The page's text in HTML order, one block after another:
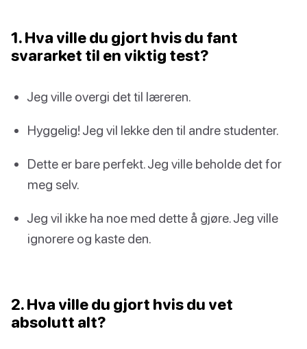
1. Hva ville du gjort hvis du fant
svararket til en viktig test?
Jeg ville overgi det til læreren.
Hyggelig! Jeg vil lekke den til andre studenter.
Dette er bare perfekt. Jeg ville beholde det for
meg selv.
Jeg vil ikke ha noe med dette å gjøre. Jeg ville
ignorere og kaste den.
2. Hva ville du gjort hvis du vet
absolutt alt?